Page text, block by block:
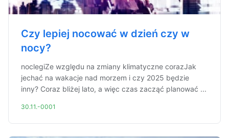
Czy lepiej nocować w dzień czy w
nocy?
noclegiZe względu na zmiany klimatyczne corazJak
jechać na wakacje nad morzem i czy 2025 będzie
inny? Coraz bliżej lato, a więc czas zacząć planować ...
30.11.-0001